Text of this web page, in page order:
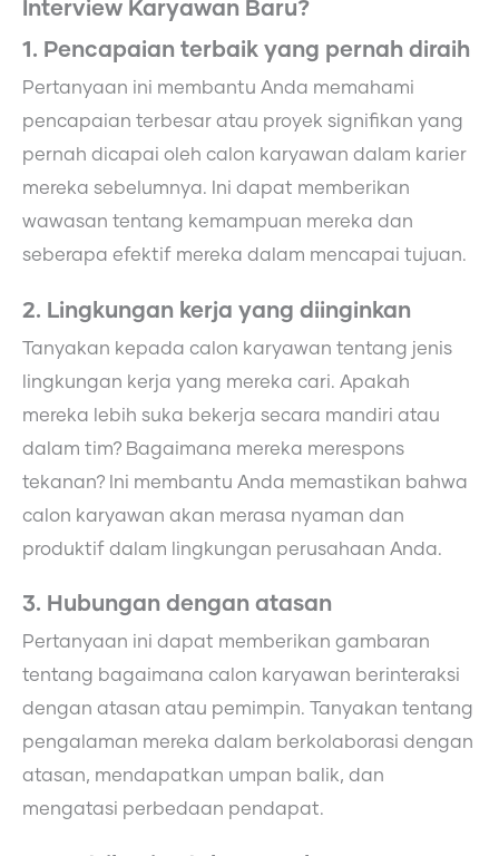
Interview Karyawan Baru?
1. Pencapaian terbaik yang pernah diraih
Pertanyaan ini membantu Anda memahami
pencapaian terbesar atau proyek signifikan yang
pernah dicapai oleh calon karyawan dalam karier
mereka sebelumnya. Ini dapat memberikan
wawasan tentang kemampuan mereka dan
seberapa efektif mereka dalam mencapai tujuan.
2. Lingkungan kerja yang diinginkan
Tanyakan kepada calon karyawan tentang jenis
lingkungan kerja yang mereka cari. Apakah
mereka lebih suka bekerja secara mandiri atau
dalam tim? Bagaimana mereka merespons
tekanan? Ini membantu Anda memastikan bahwa
calon karyawan akan merasa nyaman dan
produktif dalam lingkungan perusahaan Anda.
3. Hubungan dengan atasan
Pertanyaan ini dapat memberikan gambaran
tentang bagaimana calon karyawan berinteraksi
dengan atasan atau pemimpin. Tanyakan tentang
pengalaman mereka dalam berkolaborasi dengan
atasan, mendapatkan umpan balik, dan
mengatasi perbedaan pendapat.